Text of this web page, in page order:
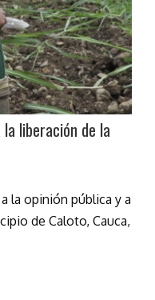
liberación de la
la opinión pública y a
de Caloto, Cauca,